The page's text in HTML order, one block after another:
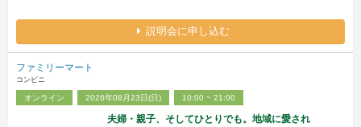
説明会に申し込む
ファミリーマート
コンビニ
オンライン 2026年08月23日(日) 10:00 ~ 21:00
夫婦・親子、そしてひとりでも。地域に愛され